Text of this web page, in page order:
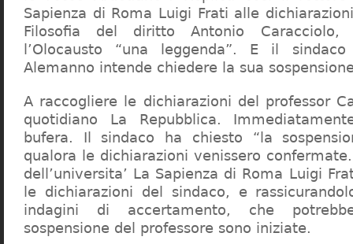
Sapienza di Roma Luigi Frati alle
Filosofia del diritto Antonio
l’Olocausto “una leggenda”. E il
Alemanno intende chiedere la sua
A raccogliere le dichiarazioni del professor
quotidiano La Repubblica.
bufera. Il sindaco ha chiesto “la
qualora le dichiarazioni venissero
dell’universita’ La Sapienza di Roma Luigi
le dichiarazioni del sindaco, e
indagini di accertamento, che
sospensione del professore sono iniziate.